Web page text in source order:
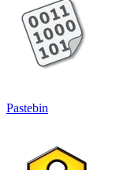
Pastebin